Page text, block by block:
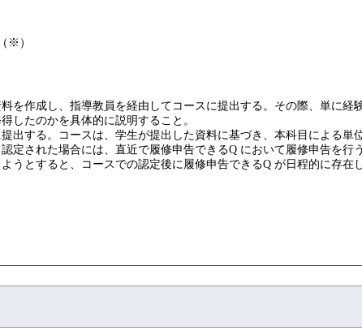
※）
を作成し、指導教員を経由してコースに提出する。その際、単に
したのかを具体的に説明すること。
出する。コースは、学生が提出した資料に基づき、本科目による単
定された場合には、直近で履修申告できるQ において履修申告を行
うとすると、コースでの認定後に履修申告できるQ が日程的に存